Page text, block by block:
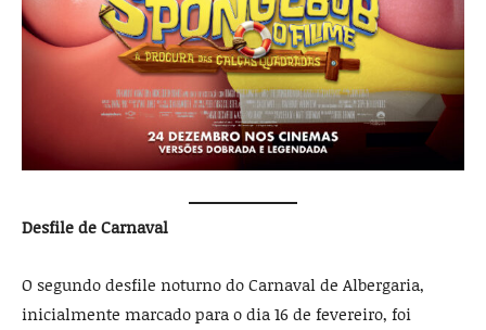
Desfile de Carnaval
O segundo desfile noturno do Carnaval de Albergaria,
inicialmente marcado para o dia 16 de fevereiro, foi